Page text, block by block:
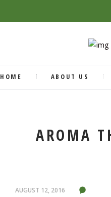
HOME ABOUT US
AROMA
AUGUST 12, 2016